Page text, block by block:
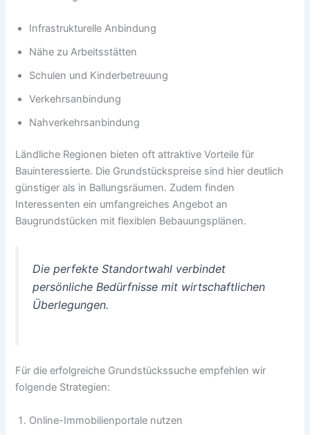
Infrastrukturelle Anbindung
Nähe zu Arbeitsstätten
Schulen und Kinderbetreuung
Verkehrsanbindung
Nahverkehrsanbindung
Ländliche Regionen bieten oft attraktive Vorteile für
Bauinteressierte. Die Grundstückspreise sind hier deutlich
günstiger als in Ballungsräumen. Zudem finden
Interessenten ein umfangreiches Angebot an
Baugrundstücken mit flexiblen Bebauungsplänen.
Die perfekte Standortwahl verbindet
persönliche Bedürfnisse mit wirtschaftlichen
Überlegungen.
Für die erfolgreiche Grundstückssuche empfehlen wir
folgende Strategien:
Online-Immobilienportale nutzen